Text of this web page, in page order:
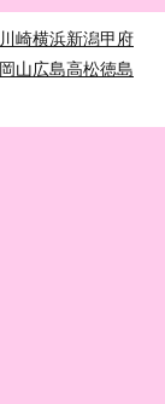
川崎横浜新潟甲府
岡山広島高松徳島